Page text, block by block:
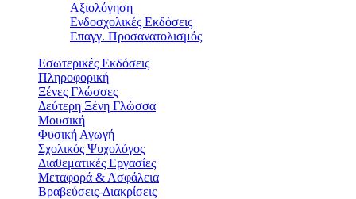
Αξιολόγηση
Ενδοσχολικές Εκδόσεις
Επαγγ. Προσανατολισμός
Εσωτερικές Εκδόσεις
Πληροφορική
Ξένες Γλώσσες
Δεύτερη Ξένη Γλώσσα
Μουσική
Φυσική Αγωγή
Σχολικός Ψυχολόγος
Διαθεματικές Εργασίες
Μεταφορά & Ασφάλεια
Βραβεύσεις-Διακρίσεις